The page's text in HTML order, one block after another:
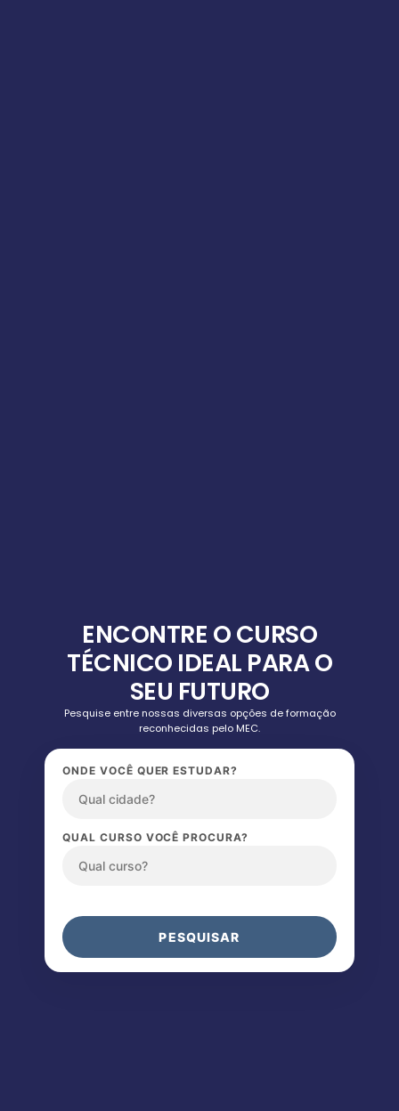
ENCONTRE O CURSO
TÉCNICO IDEAL PARA O
SEU FUTURO
Pesquise entre nossas diversas opções de formação
reconhecidas pelo MEC.
ONDE VOCÊ QUER ESTUDAR?
QUAL CURSO VOCÊ PROCURA?
PESQUISAR